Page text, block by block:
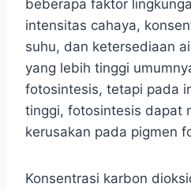
beberapa faktor
intensitas cahaya,
suhu, dan ketersediaan
yang lebih tinggi
fotosintesis, tetapi pada
tinggi, fotosintesis dapat
kerusakan pada pigmen
Konsentrasi karbon